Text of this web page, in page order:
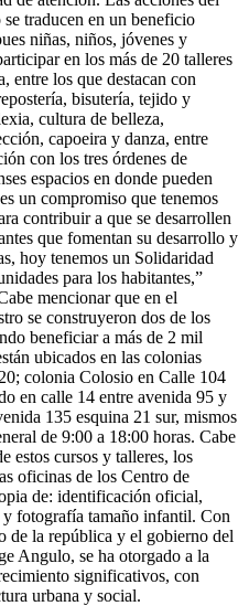
traducen en un beneficio
niñas, niños, jóvenes y
en los más de 20 talleres
entre los que destacan con
bisutería, tejido y
cultura de belleza,
capoeira y danza, entre
con los tres órdenes de
espacios en donde pueden
un compromiso que tenemos
contribuir a que se desarrollen
que fomentan su desarrollo y
hoy tenemos un Solidaridad
para los habitantes,”
mencionar que en el
se construyeron dos de los
beneficiar a más de 2 mil
ubicados en las colonias
colonia Colosio en Calle 104
en calle 14 entre avenida 95 y
135 esquina 21 sur, mismos
de 9:00 a 18:00 horas. Cabe
estos cursos y talleres, los
oficinas de los Centro de
de: identificación oficial,
fotografía tamaño infantil. Con
de la república y el gobierno del
Angulo, se ha otorgado a la
significativos, con
urbana y social.